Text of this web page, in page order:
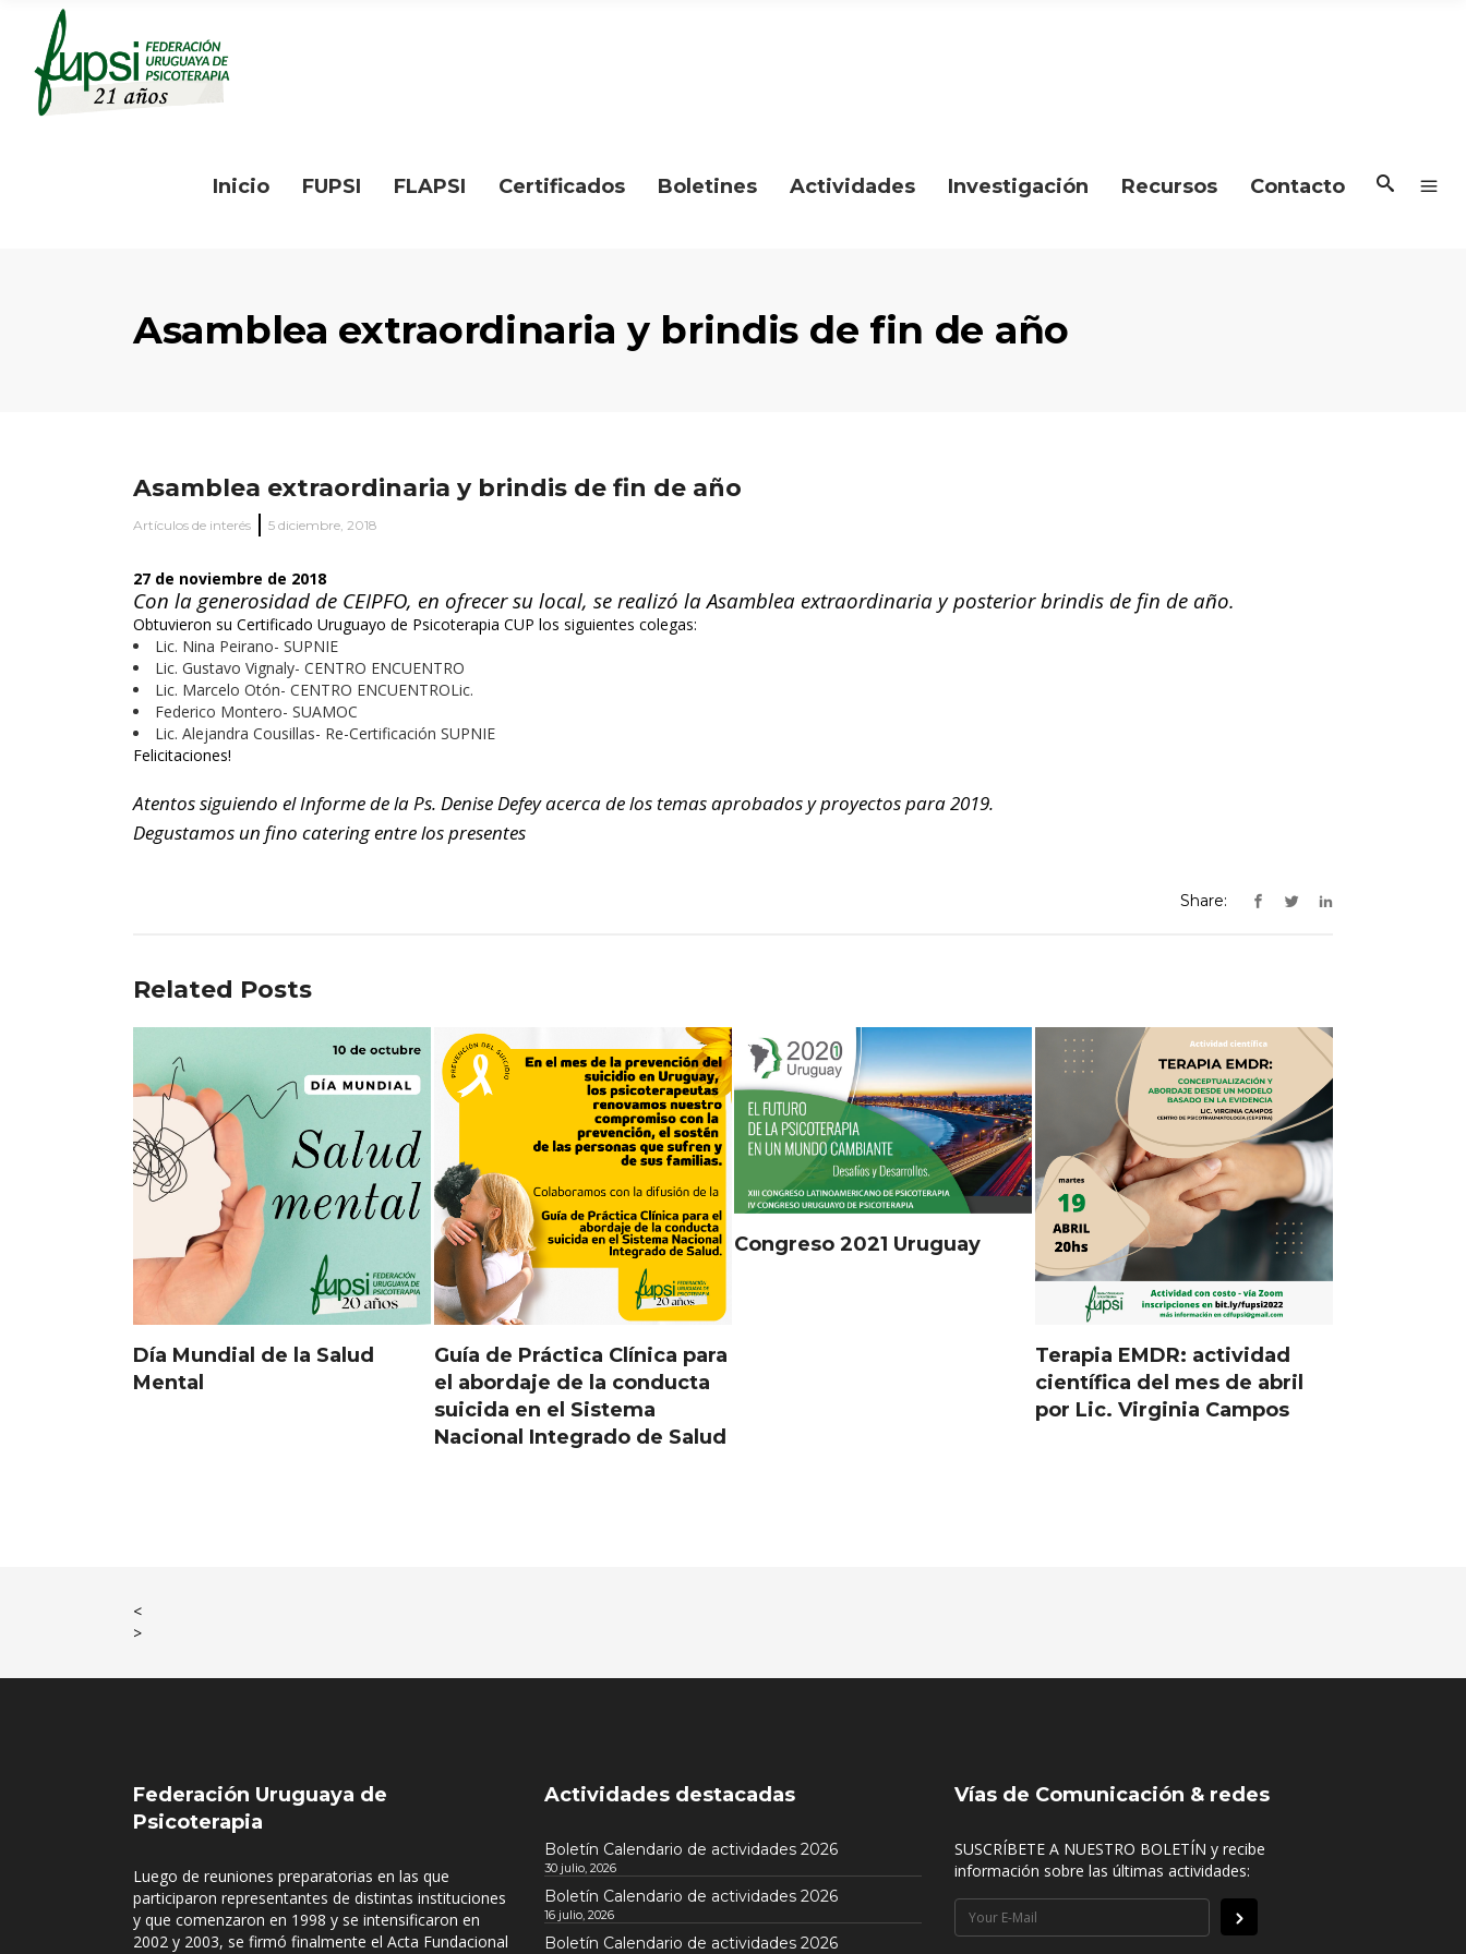
Inicio FUPSI FLAPSI Certificados Boletines Actividades Investigación Recursos Contacto
Asamblea extraordinaria y brindis de fin de año
Asamblea extraordinaria y brindis de fin de año
Artículos de interés 5 diciembre, 2018
27 de noviembre de 2018
Con la generosidad de CEIPFO, en ofrecer su local, se realizó la Asamblea extraordinaria y posterior brindis de fin de año.
Obtuvieron su Certificado Uruguayo de Psicoterapia CUP los siguientes colegas:
Lic. Nina Peirano- SUPNIE
Lic. Gustavo Vignaly- CENTRO ENCUENTRO
Lic. Marcelo Otón- CENTRO ENCUENTROLic.
Federico Montero- SUAMOC
Lic. Alejandra Cousillas- Re-Certificación SUPNIE
Felicitaciones!
Atentos siguiendo el Informe de la Ps. Denise Defey acerca de los temas aprobados y proyectos para 2019.
Degustamos un fino catering entre los presentes
Share:
Related Posts
Día Mundial de la Salud
Mental
Guía de Práctica Clínica para
el abordaje de la conducta
suicida en el Sistema
Nacional Integrado de Salud
Congreso 2021 Uruguay
Terapia EMDR: actividad
científica del mes de abril
por Lic. Virginia Campos
<
>
Federación Uruguaya de
Psicoterapia
Luego de reuniones preparatorias en las que
participaron representantes de distintas instituciones
y que comenzaron en 1998 y se intensificaron en
2002 y 2003, se firmó finalmente el Acta Fundacional
Actividades destacadas
Boletín Calendario de actividades 2026
30 julio, 2026
Boletín Calendario de actividades 2026
16 julio, 2026
Boletín Calendario de actividades 2026
Vías de Comunicación & redes
SUSCRÍBETE A NUESTRO BOLETÍN y recibe
información sobre las últimas actividades: